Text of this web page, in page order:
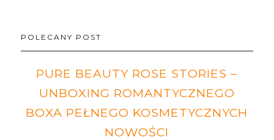
POLECANY POST
PURE BEAUTY ROSE STORIES –
UNBOXING ROMANTYCZNEGO
BOXA PEŁNEGO KOSMETYCZNYCH
NOWOŚCI